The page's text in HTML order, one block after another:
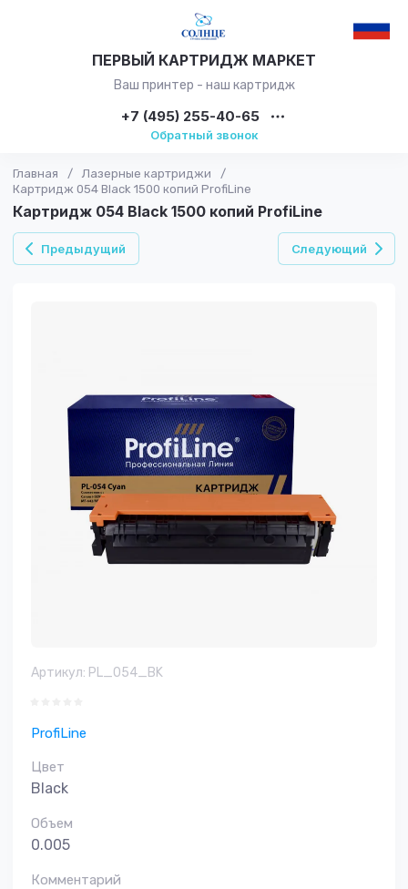
ПЕРВЫЙ КАРТРИДЖ МАРКЕТ
Ваш принтер - наш картридж
+7 (495) 255-40-65
Обратный звонок
Главная / Лазерные картриджи
/
Картридж 054 Black 1500 копий ProfiLine
Картридж 054 Black 1500 копий ProfiLine
Предыдущий Следующий
Артикул: PL_054_BK
ProfiLine
Цвет
Black
Объем
0.005
Комментарий